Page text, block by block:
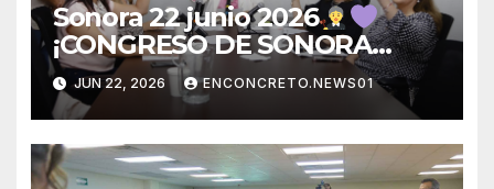
Sonora 22 junio 2026
¡CONGRESO DE SONORA
ABRE CONVOCATORIA PARA
TITULAR DE LA UNIDAD DE
IGUALDAD DE GÉNERO!
JUN 22, 2026 ENCONCRETO.NEWS01